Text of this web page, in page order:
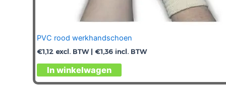
PVC rood werkhandschoen
€1,12 excl. BTW | €1,36 incl. BTW
In winkelwagen
Dit
product